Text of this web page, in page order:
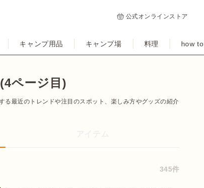
公式オンラインストア
キャンプ用品 キャンプ場 料理 how to
ページ目)
る最近のトレンドや注目のスポット、楽しみ方やグッズの紹介
345件